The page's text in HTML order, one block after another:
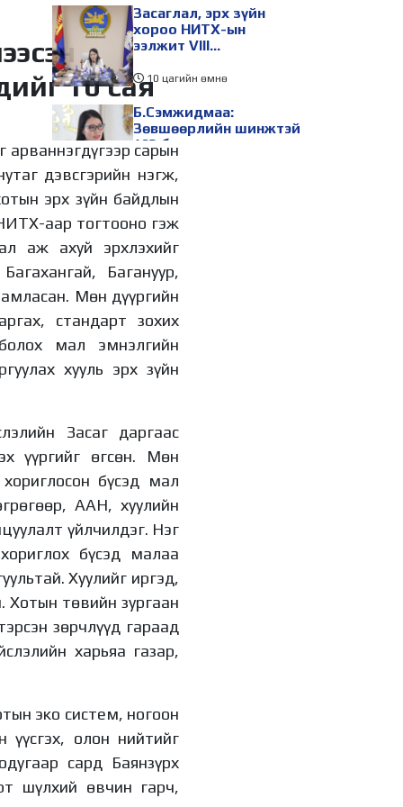
10 сая
арваннэгдүгээр сарын
дэвсгэрийн нэгж,
эрх зүйн байдлын
аар тогтооно гэж
аж ахуй эрхлэхийг
Багануур,
Мөн дүүргийн
стандарт зохих
мал эмнэлгийн
хууль эрх зүйн
Засаг даргаас
үүргийг өгсөн. Мөн
бүсэд мал
ААН, хуулийн
үйлчилдэг. Нэг
бүсэд малаа
Хуулийг иргэд,
Хотын төвийн зургаан
зөрчлүүд гараад
харьяа газар,
эко систем, ногоон
үүсгэх, олон нийтийг
сард Баянзүрх
шүлхий өвчин гарч,
Засаглал, эрх зүйн
хороо НИТХ-ын
ээлжит VIII
хэлэлцэх асуудлуудыг
дэмжлээ
10 цагийн өмнө
Б.Сэмжидмаа:
Зөвшөөрлийн шинжтэй
103 бүртгэлээс
нийслэлийн бизнес
эрхлэгчдийг
чөлөөллөө
10 цагийн өмнө
ТБХ 67 асуудал
хэлэлцэж, нийслэлийн
төсвийн талаарх
сонсгол зохион
байгуулсан байна
10 цагийн өмнө
УИХ-ын дарга
С.Бямбацогт төрийг
төлөөлөн Сутай
хайрхны тэнгэрийг
тахих төрийн тахилгад
10 цагийн өмнө
Б.Мөнхсоёл “Нээлттэй
парламент“ танхимд
ажиллаж, иргэдтэй
уулзлаа
“Хотын дарга сонсож
байна” 150150 тусгай
дугаарыг наймдугаар
сарын 14-нөөс
ажиллуулж эхэлнэ
1 өдрийн өмнө
Н.Номтойбаяр:
Аймгуудад тулгамдаж
буй асуудлуудыг
долоо хоног бүр
шийдвэрлүүлнэ
С.Бямбацогт төрийг
төлөөлөн Сутай
тахих төрийн тахилгад
оролцлоо
1 өдрийн өмнө